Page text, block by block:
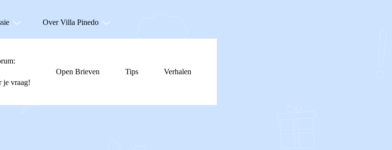
Over Villa Pinedo
je vraag!
Open Brieven Tips Verhalen